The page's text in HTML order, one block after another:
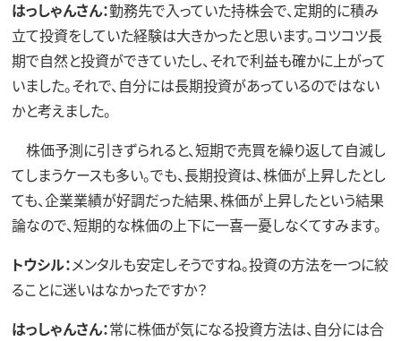
はっしゃんさん：勤務先で入っていた持株会で、定期的に積み
立て投資をしていた経験は大きかったと思います。コツコツ長
期で自然と投資ができていたし、それで利益も確かに上がって
いました。それで、自分には長期投資があっているのではない
かと考えました。
株価予測に引きずられると、短期で売買を繰り返して自滅し
てしまうケースも多い。でも、長期投資は、株価が上昇したとし
ても、企業業績が好調だった結果、株価が上昇したという結果
論なので、短期的な株価の上下に一喜一憂しなくてすみます。
トウシル：メンタルも安定しそうですね。投資の方法を一つに絞
ることに迷いはなかったですか？
はっしゃんさん：常に株価が気になる投資方法は、自分には合